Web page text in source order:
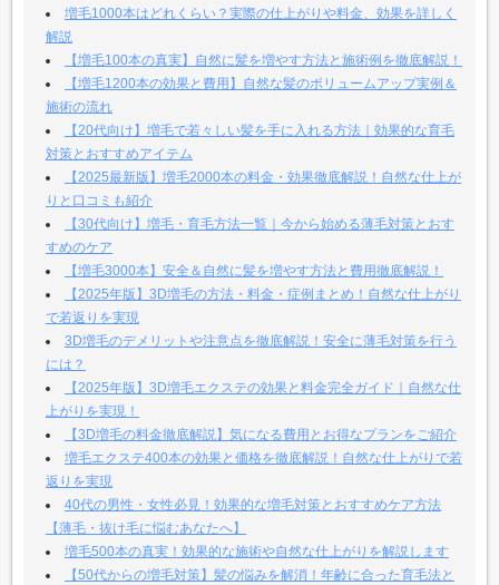
増毛1000本はどれくらい？実際の仕上がりや料金、効果を詳しく
解説
【増毛100本の真実】自然に髪を増やす方法と施術例を徹底解説！
【増毛1200本の効果と費用】自然な髪のボリュームアップ実例＆
施術の流れ
【20代向け】増毛で若々しい髪を手に入れる方法｜効果的な育毛
対策とおすすめアイテム
【2025最新版】増毛2000本の料金・効果徹底解説！自然な仕上が
りと口コミも紹介
【30代向け】増毛・育毛方法一覧｜今から始める薄毛対策とおす
すめのケア
【増毛3000本】安全＆自然に髪を増やす方法と費用徹底解説！
【2025年版】3D増毛の方法・料金・症例まとめ！自然な仕上がり
で若返りを実現
3D増毛のデメリットや注意点を徹底解説！安全に薄毛対策を行う
には？
【2025年版】3D増毛エクステの効果と料金完全ガイド｜自然な仕
上がりを実現！
【3D増毛の料金徹底解説】気になる費用とお得なプランをご紹介
増毛エクステ400本の効果と価格を徹底解説！自然な仕上がりで若
返りを実現
40代の男性・女性必見！効果的な増毛対策とおすすめケア方法
【薄毛・抜け毛に悩むあなたへ】
増毛500本の真実！効果的な施術や自然な仕上がりを解説します
【50代からの増毛対策】髪の悩みを解消！年齢に合った育毛法と